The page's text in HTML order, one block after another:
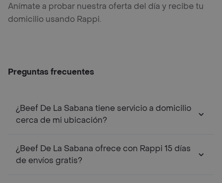
Anímate a probar nuestra oferta del día y recibe tu
domicilio usando Rappi.
Preguntas frecuentes
¿Beef De La Sabana tiene servicio a domicilio
cerca de mi ubicación?
¿Beef De La Sabana ofrece con Rappi 15 días
de envíos gratis?